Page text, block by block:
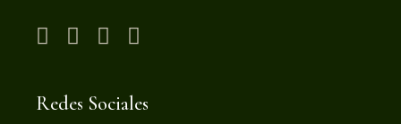
Redes Sociales